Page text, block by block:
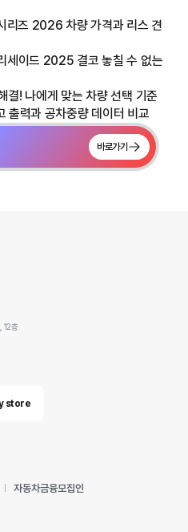
즈 2026 차량 가격과 리스 견
세이드 2025 결코 놓칠 수 없는
! 나에게 맞는 차량 선택 기준
력과 공차중량 데이터 비교
바로가기
12층
store
자동차금융모집인